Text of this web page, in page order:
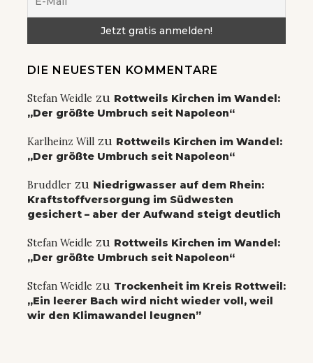
DIE NEUESTEN KOMMENTARE
Stefan Weidle zu Rottweils Kirchen im Wandel:
„Der größte Umbruch seit Napoleon“
Karlheinz Will zu Rottweils Kirchen im Wandel:
„Der größte Umbruch seit Napoleon“
Bruddler zu Niedrigwasser auf dem Rhein:
Kraftstoffversorgung im Südwesten
gesichert – aber der Aufwand steigt deutlich
Stefan Weidle zu Rottweils Kirchen im Wandel:
„Der größte Umbruch seit Napoleon“
Stefan Weidle zu Trockenheit im Kreis Rottweil:
„Ein leerer Bach wird nicht wieder voll, weil
wir den Klimawandel leugnen”